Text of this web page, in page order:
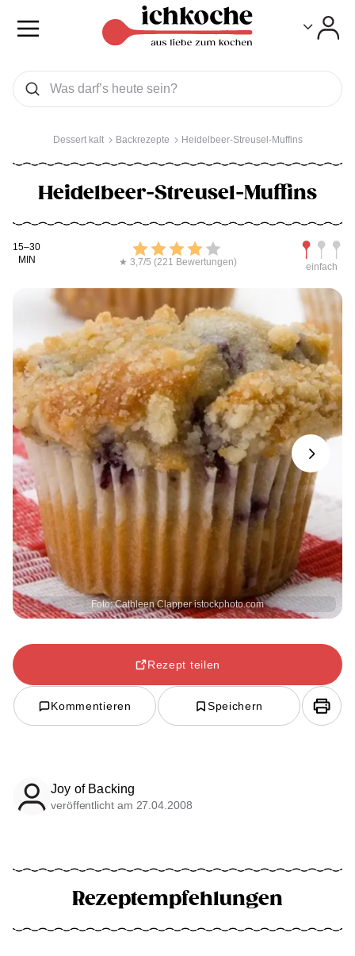
Was wollen Sie suchen
Suchen
Dessert kalt Backrezepte Heidelbeer-Streusel-Muffins
Heidelbeer-Streusel-Muffins
Kochdauer
15–30
MIN
Bewerten
★ 3,7/5 (221 Bewertungen) einfach
Foto: Cathleen Clapper istockphoto.com
Next
Rezept teilen
Kommentieren Speichern
Joy of Backing
veröffentlicht am 27.04.2008
Rezeptempfehlungen